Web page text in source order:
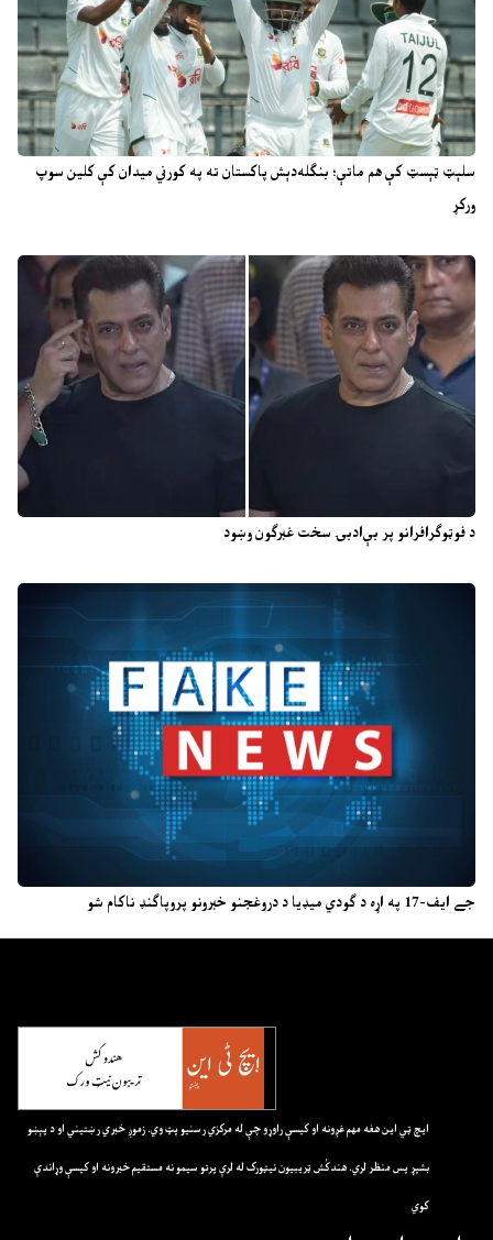
سلېټ ټېسټ کې هم ماتې؛ بنګله‌دېش پاکستان ته په کورني میدان کې کلین سوپ
ورکړ
د فوټوګرافرانو پر بې‌ادبۍ سخت غبرګون وښود
جے ایف-17 په اړه د ګودي میډیا د دروغجنو خبرونو پروپاګنډ ناکام شو
ايچ ټي اين هغه مهم غږونه او کيسې راوړو چې له مرکزي رسنيو پټ وي. زموږ خبري رښتيني او د پېښو
بشپړ پس منظر لري. هندکُش ټريبيون نيټورک له لرې پرتو سيمو نه مستقيم خبرونه او کيسې وړاندې
کوي